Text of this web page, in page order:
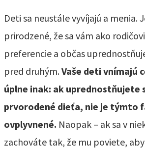
Deti sa neustále vyvíjajú a menia.
prirodzené, že sa vám ako
preferencie a občas
pred druhým.Vaše deti vnímajú
úplne inak: ak uprednostňujete
prvorodené dieťa, nie je týmto
ovplyvnené. Naopak – ak sa v
zachováte tak, že mu poviete,